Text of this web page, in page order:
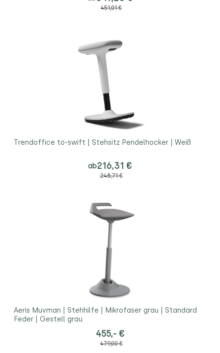
451,01 €
Trendoffice to-swift | Stehsitz Pendelhocker | Weiß
ab216,31 €
248,71 €
Aeris Muvman | Stehhilfe | Mikrofaser grau | Standard
Feder | Gestell grau
455,- €
479,00 €